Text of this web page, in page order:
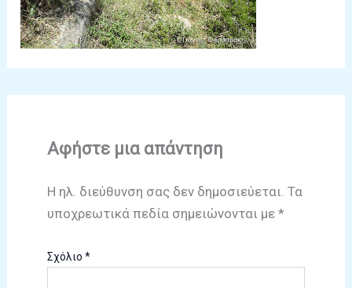
Αφήστε μια απάντηση
Η ηλ. διεύθυνση σας δεν δημοσιεύεται. Τα
υποχρεωτικά πεδία σημειώνονται με*
Σχόλιο*